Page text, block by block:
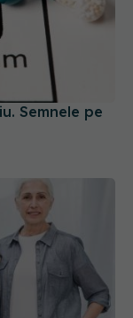
Semnele pe
femei în